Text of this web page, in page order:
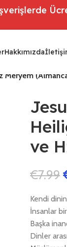
Hakkımızda
Meryem
ve
€7.99
Kendi
İnsanlar
Başka
Dinler